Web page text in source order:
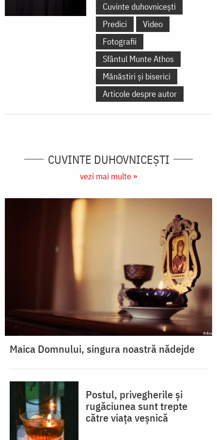
Cuvinte duhovnicești
Predici
Video
Fotografii
Sfântul Munte Athos
Mănăstiri și biserici
Articole despre autor
CUVINTE DUHOVNICEȘTI
vezi mai multe »
Maica Domnului, singura noastră nădejde
Postul, privegherile și
rugăciunea sunt trepte
către viața veșnică